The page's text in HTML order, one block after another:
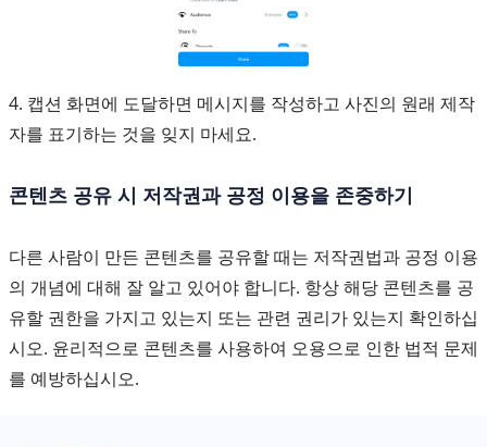
4. 캡션 화면에 도달하면 메시지를 작성하고 사진의 원래 제작
자를 표기하는 것을 잊지 마세요.
콘텐츠 공유 시 저작권과 공정 이용을 존중하기
다른 사람이 만든 콘텐츠를 공유할 때는 저작권법과 공정 이용
의 개념에 대해 잘 알고 있어야 합니다. 항상 해당 콘텐츠를 공
유할 권한을 가지고 있는지 또는 관련 권리가 있는지 확인하십
시오. 윤리적으로 콘텐츠를 사용하여 오용으로 인한 법적 문제
를 예방하십시오.